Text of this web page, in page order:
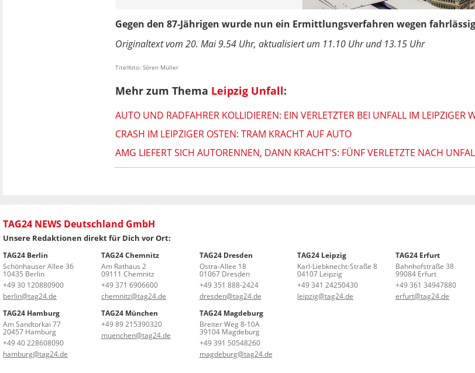
Gegen den 87-Jährigen wurde nun ein Ermittlungsverfahren wegen
Originaltext vom 20. Mai 9.54 Uhr, aktualisiert um 11.10 Uhr und 13.15 Uhr
Titelfoto: Sören Müller
Mehr zum Thema Leipzig Unfall:
AUTO UND RADFAHRER KOLLIDIEREN: EIN VERLETZTER BEI UNFALL IM LEIPZIGER
CRASH IM LEIPZIGER OSTEN: TRAM KRACHT AUF AUTO
AMG LIEFERT SICH AUTORENNEN, DANN KRACHT'S: FÜNF VERLETZTE NACH
TAG24 NEWS Deutschland GmbH
Unsere Redaktionen direkt für Dich vor Ort:
TAG24 Berlin
Schönhauser Allee 36
10435 Berlin
+49 30 120880900
berlin@tag24.de
TAG24 Chemnitz
Am Rathaus 2
09111 Chemnitz
+49 371 6906600
chemnitz@tag24.de
TAG24 Dresden
Ostra-Allee 18
01067 Dresden
+49 351 888-2424
dresden@tag24.de
TAG24 Leipzig
Karl-Liebknecht-Straße 8
04107 Leipzig
+49 341 24250430
leipzig@tag24.de
TAG24 Erfurt
Bahnhofstraße 38
99084 Erfurt
+49 361 34947880
erfurt@tag24.de
TAG24 Hamburg
Am Sandtorkai 77
20457 Hamburg
+49 40 228608090
hamburg@tag24.de
TAG24 München
+49 89 215390320
muenchen@tag24.de
TAG24 Magdeburg
Breiter Weg 8-10A
39104 Magdeburg
+49 391 50548260
magdeburg@tag24.de